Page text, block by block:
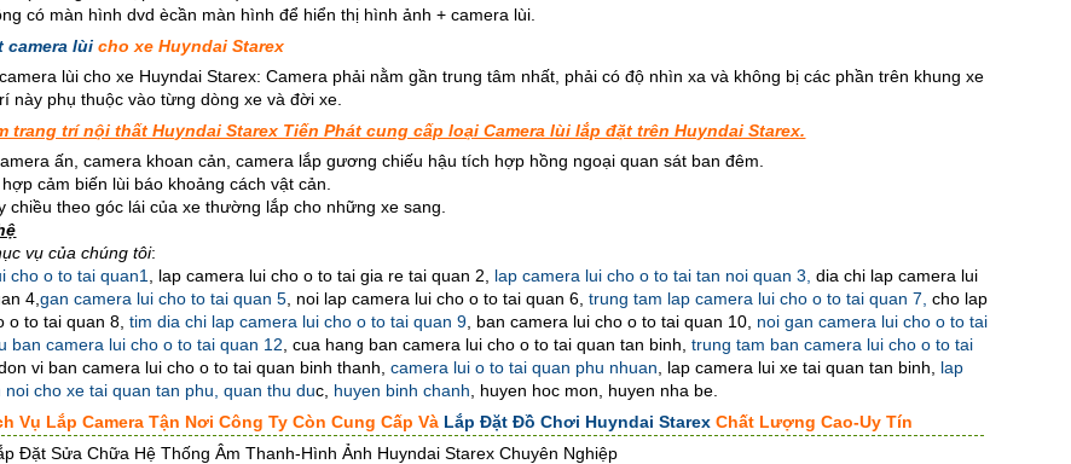
có màn hình dvd ècần màn hình để hiển thị hình ảnh + camera lùi.
camera lùi cho xe Huyndai Starex
lùi cho xe Huyndai Starex: Camera phải nằm gần trung tâm nhất, phải có độ nhìn xa và không bị các phần trên khung xe
này phụ thuộc vào từng dòng xe và đời xe.
trang trí nội thất Huyndai Starex Tiến Phát cung cấp loại Camera lùi lắp đặt trên Huyndai Starex.
ấn, camera khoan cản, camera lắp gương chiếu hậu tích hợp hồng ngoại quan sát ban đêm.
cảm biến lùi báo khoảng cách vật cản.
chiều theo góc lái của xe thường lắp cho những xe sang.
vụ của chúng tôi:
cho o to tai quan1
, lap camera lui cho o to tai gia re tai quan 2, lap camera lui cho o to tai tan noi quan 3, dia chi lap camera lui
4,gan camera lui cho to tai quan 5 , noi lap camera lui cho o to tai quan 6,trung tam lap camera lui cho o to tai quan 7, cho lap
o to tai quan 8,tim dia chi lap camera lui cho o to tai quan 9 , ban camera lui cho o to tai quan 10, noi gan camera lui cho o to tai
ban camera lui cho o to tai quan 12 , cua hang ban camera lui cho o to tai quan tan binh, trung tam ban camera lui cho o to tai
don vi ban camera lui cho o to tai quan binh thanh,camera lui o to tai quan phu nhuan , lap camera lui xe tai quan tan binh, lap
cho xe tai quan tan phu, quan thu duc, huyen binh chanh , huyen hoc mon, huyen nha be.
Vụ Lắp Camera Tận Nơi Công Ty Còn Cung Cấp Và Lắp Đặt Đồ Chơi Huyndai Starex Chất Lượng Cao-Uy Tín
Đặt Sửa Chữa Hệ Thống Âm Thanh-Hình Ảnh Huyndai Starex Chuyên Nghiệp